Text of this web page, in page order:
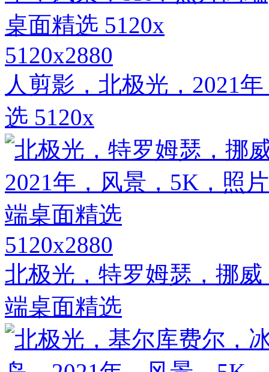
5120x2880
人剪影，北极光，2021
选 5120x
5120x2880
北极光，特罗姆瑟，挪
端桌面精选